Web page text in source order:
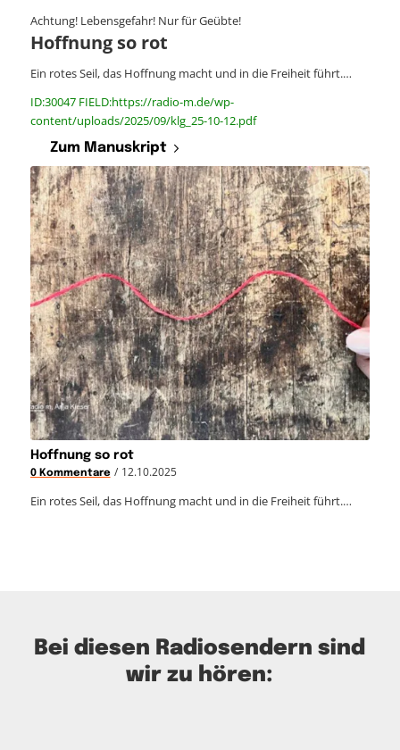
Achtung! Lebensgefahr! Nur für Geübte!
Hoffnung so rot
Ein rotes Seil, das Hoffnung macht und in die Freiheit führt.…
ID:30047 FIELD:https://radio-m.de/wp-
content/uploads/2025/09/klg_25-10-12.pdf
Zum Manuskript
Hoffnung so rot
0 Kommentare / 12.10.2025
Ein rotes Seil, das Hoffnung macht und in die Freiheit führt.…
Bei diesen Radiosendern sind
wir zu hören: